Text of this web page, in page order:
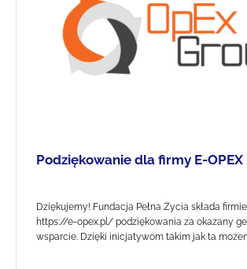
Podziękowanie dla firmy E-OPEX
Dziękujemy! Fundacja Pełna Życia składa
https://e-opex.pl/ podziękowania za okazany
wsparcie. Dzięki inicjatywom takim jak ta